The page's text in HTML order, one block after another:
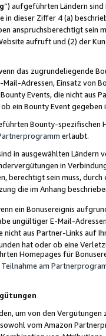
“) aufgeführten Ländern
in dieser Ziffer 4 (a)
anspruchsberechtigt sein
aufruft und (2) der
das zugrundeliegende
Adressen, Einsatz von
Events, die nicht
ein Bounty Event
Bounty-spezifischen
erlaubt.
in ausgewählten Ländern
in
berechtigt sein muss,
die im Anhang
ein Bonusereignis
ungültiger E-Mail-
nicht aus Partner-Links auf
hat oder ob eine
Homepages für
am
um von den
vom Amazon